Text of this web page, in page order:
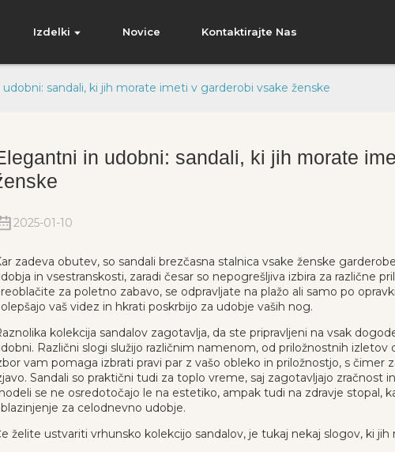
Izdelki Novice Kontaktirajte Nas
sandali, ki jih morate imeti v garderobi vsake ženske
in udobni: sandali, ki jih morate
2025-01-10
zadeva obutev, so sandali brezčasna stalnica vsake ženske
in vsestranskosti, zaradi česar so nepogrešljiva izbira za različne
za poletno zabavo, se odpravljate na plažo ali samo po
vaš videz in hkrati poskrbijo za udobje vaših nog.
kolekcija sandalov zagotavlja, da ste pripravljeni na vsak
Različni slogi služijo različnim namenom, od priložnostnih
vam pomaga izbrati pravi par z vašo obleko in priložnostjo, s čimer
Sandali so praktični tudi za toplo vreme, saj zagotavljajo zračnost
se ne osredotočajo le na estetiko, ampak tudi na zdravje stopal,
za celodnevno udobje.
želite ustvariti vrhunsko kolekcijo sandalov, je tukaj nekaj slogov, ki jih